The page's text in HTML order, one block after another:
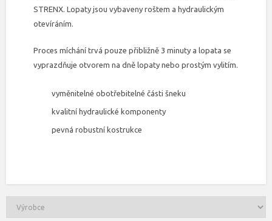
STRENX. Lopaty jsou vybaveny roštem a hydraulickým
otevíráním.
Proces míchání trvá pouze přibližně 3 minuty a lopata se
vyprazdňuje otvorem na dně lopaty nebo prostým vylitím.
vyměnitelné obotřebitelné části šneku
kvalitní hydraulické komponenty
pevná robustní kostrukce